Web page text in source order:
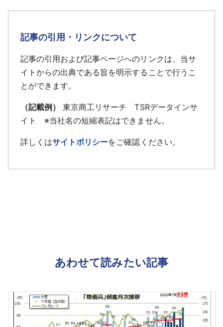
記事の引用・リンクについて
記事の引用および記事ページへのリンクは、当サ
イトからの出典である旨を明示することで行うこ
とができます。
（記載例）
東京商工リサーチ TSRデータインサ
イト ※当社名の短縮表記はできません。
詳しくはサイトポリシーをご確認ください。
あわせて読みたい記事